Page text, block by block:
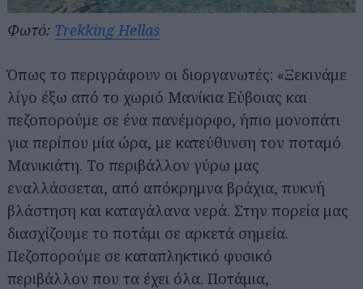
Φωτό: Trekking Hellas
Όπως το περιγράφουν οι διοργανωτές: «Ξεκινάμε
λίγο έξω από το χωριό Μανίκια Εύβοιας και
πεζοπορούμε σε ένα πανέμορφο, ήπιο μονοπάτι
για περίπου μία ώρα, με κατεύθυνση τον ποταμό
Μανικιάτη. Το περιβάλλον γύρω μας
εναλλάσσεται, από απόκρημνα βράχια, πυκνή
βλάστηση και καταγάλανα νερά. Στην πορεία μας
διασχίζουμε το ποτάμι σε αρκετά σημεία.
Πεζοπορούμε σε καταπληκτικό φυσικό
περιβάλλον που τα έχει όλα. Ποτάμια,